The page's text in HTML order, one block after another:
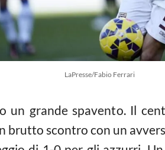
LaPresse/Fabio Ferrari
un grande spavento. Il
scontro con un